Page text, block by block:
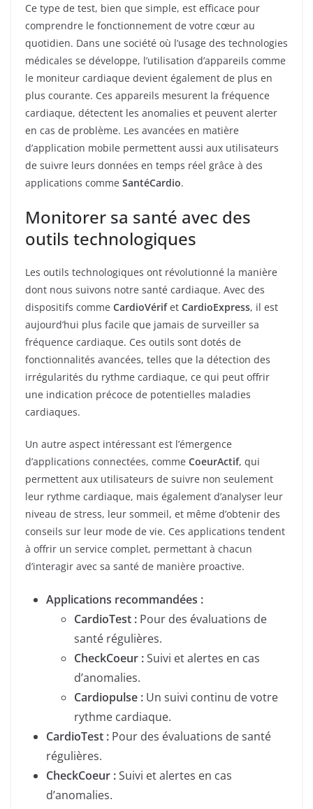
Ce type de test, bien que simple, est efficace pour
comprendre le fonctionnement de votre cœur au
quotidien. Dans une société où l’usage des technologies
médicales se développe, l’utilisation d’appareils comme
le moniteur cardiaque devient également de plus en
plus courante. Ces appareils mesurent la fréquence
cardiaque, détectent les anomalies et peuvent alerter
en cas de problème. Les avancées en matière
d’application mobile permettent aussi aux utilisateurs
de suivre leurs données en temps réel grâce à des
applications comme SantéCardio.
Monitorer sa santé avec des
outils technologiques
Les outils technologiques ont révolutionné la manière
dont nous suivons notre santé cardiaque. Avec des
dispositifs comme CardioVérifet CardioExpress, il est
aujourd’hui plus facile que jamais de surveiller sa
fréquence cardiaque. Ces outils sont dotés de
fonctionnalités avancées, telles que la détection des
irrégularités du rythme cardiaque, ce qui peut offrir
une indication précoce de potentielles maladies
cardiaques.
Un autre aspect intéressant est l’émergence
d’applications connectées, comme CoeurActif, qui
permettent aux utilisateurs de suivre non seulement
leur rythme cardiaque, mais également d’analyser leur
niveau de stress, leur sommeil, et même d’obtenir des
conseils sur leur mode de vie. Ces applications tendent
à offrir un service complet, permettant à chacun
d’interagir avec sa santé de manière proactive.
Applications recommandées :
CardioTest : Pour des évaluations de
santé régulières.
CheckCoeur :Suivi et alertes en cas
d’anomalies.
Cardiopulse : Un suivi continu de votre
rythme cardiaque.
CardioTest : Pour des évaluations de santé
régulières.
CheckCoeur :Suivi et alertes en cas
d’anomalies.